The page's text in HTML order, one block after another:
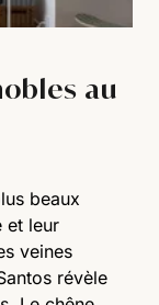
au
beaux
et leur
veines
révèle